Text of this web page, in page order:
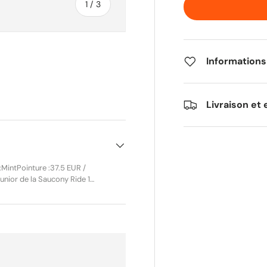
1 /de
3
Livraison et
:37.5 EUR /
de la Saucony Ride 14,
confort optimal au